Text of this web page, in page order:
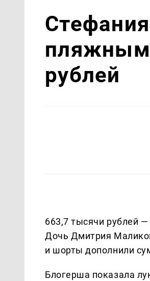
пляжным
рублей
663,7 тысячи рублей
Дочь Дмитрия
и шорты дополнили
Блогерша показала